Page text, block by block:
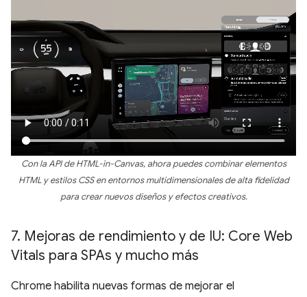
Con la API de HTML-in-Canvas, ahora puedes combinar elementos
HTML y estilos CSS en entornos multidimensionales de alta fidelidad
para crear nuevos diseños y efectos creativos.
7. Mejoras de rendimiento y de IU: Core Web
Vitals para SPAs y mucho más
Chrome habilita nuevas formas de mejorar el